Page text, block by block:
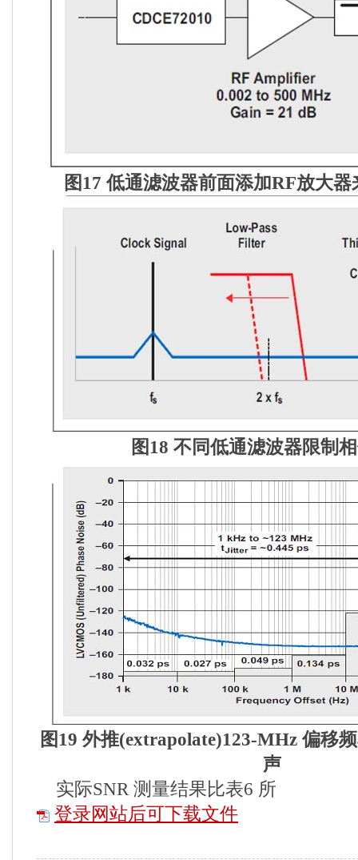
图 17低通滤波器前面添加RF放大器
图 18 不同低通滤波器限制
图 19 外推(extrapolate)123-MHz偏移
声
实际SNR 测量结果比表6 所
登录网站后可下载文件